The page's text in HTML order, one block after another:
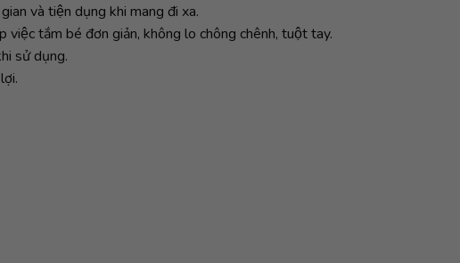
và tiện dụng khi mang đi xa.
việc tắm bé đơn giản, không lo chông chênh, tuột tay.
sử dụng.